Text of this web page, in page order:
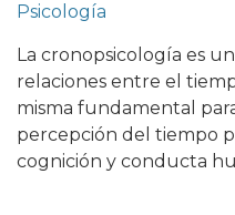
Psicología
La cronopsicología es
relaciones entre el
misma fundamental
percepción del tiempo
cognición y conducta